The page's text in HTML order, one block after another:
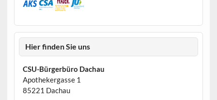
Hier finden Sie uns
CSU-Bürgerbüro Dachau
Apothekergasse 1
85221 Dachau